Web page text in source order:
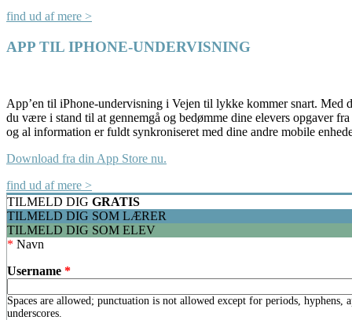
find ud af mere >
APP TIL IPHONE-UNDERVISNING
App’en til iPhone-undervisning i Vejen til lykke kommer snart. Med
du være i stand til at gennemgå og bedømme dine elevers opgaver
og al information er fuldt synkroniseret med dine andre mobile
Download fra din App Store nu.
find ud af mere >
TILMELD DIG GRATIS
TILMELD DIG SOM LÆRER
TILMELD DIG SOM ELEV
* Navn
Username *
Spaces are allowed; punctuation is not allowed except for periods, hyphens,
underscores.